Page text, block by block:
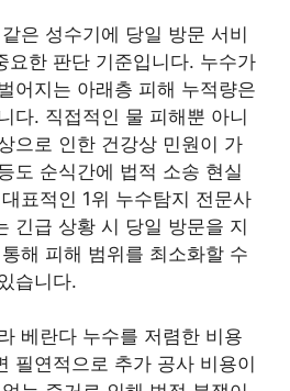
은 성수기에 당일 방문 서비
요한 판단 기준입니다. 누수가
어지는 아래층 피해 누적량은
다. 직접적인 물 피해뿐 아니
으로 인한 건강상 민원이 가
도 순식간에 법적 소송 현실
표적인 1위 누수탐지 전문사
긴급 상황 시 당일 방문을 지
해 피해 범위를 최소화할 수
습니다.
베란다 누수를 저렴한 비용
필연적으로 추가 공사 비용이